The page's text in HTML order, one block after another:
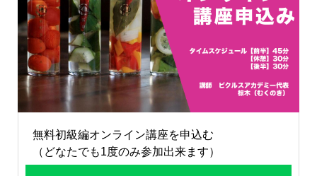
無料初級編オンライン講座を申込む
（どなたでも1度のみ参加出来ます）